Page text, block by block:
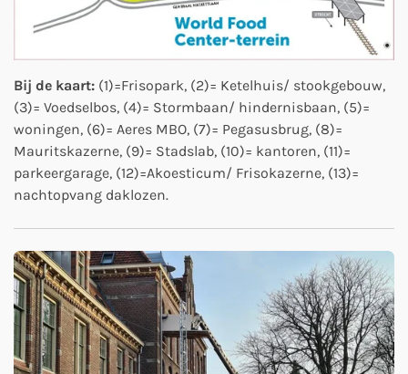
Bij de kaart: (1)=Frisopark, (2)= Ketelhuis/ stookgebouw,
(3)= Voedselbos, (4)= Stormbaan/ hindernisbaan, (5)=
woningen, (6)= Aeres MBO, (7)= Pegasusbrug, (8)=
Mauritskazerne, (9)= Stadslab, (10)= kantoren, (11)=
parkeergarage, (12)=Akoesticum/ Frisokazerne, (13)=
nachtopvang daklozen.